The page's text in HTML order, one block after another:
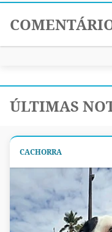
ÚLTIMAS
CACHORRA